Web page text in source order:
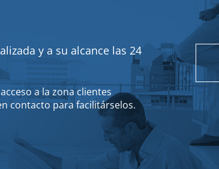
y a su alcance las 24
a la zona clientes
contacto para facilitárselos.